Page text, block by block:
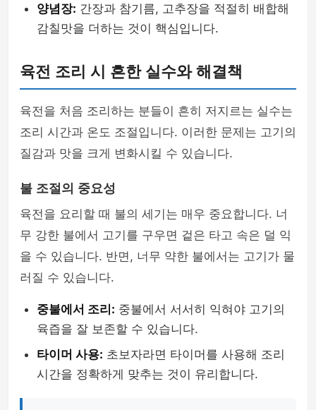
양념장: 간장과 참기름, 고추장을 적절히 배합해
감칠맛을 더하는 것이 핵심입니다.
육전 조리 시 흔한 실수와 해결책
육전을 처음 조리하는 분들이 흔히 저지르는 실수는
조리 시간과 온도 조절입니다. 이러한 문제는 고기의
질감과 맛을 크게 변화시킬 수 있습니다.
불 조절의 중요성
육전을 요리할 때 불의 세기는 매우 중요합니다. 너
무 강한 불에서 고기를 구우면 겉은 타고 속은 덜 익
을 수 있습니다. 반면, 너무 약한 불에서는 고기가 물
러질 수 있습니다.
중불에서 조리: 중불에서 서서히 익혀야 고기의
육즙을 잘 보존할 수 있습니다.
타이머 사용: 초보자라면 타이머를 사용해 조리
시간을 정확하게 맞추는 것이 유리합니다.